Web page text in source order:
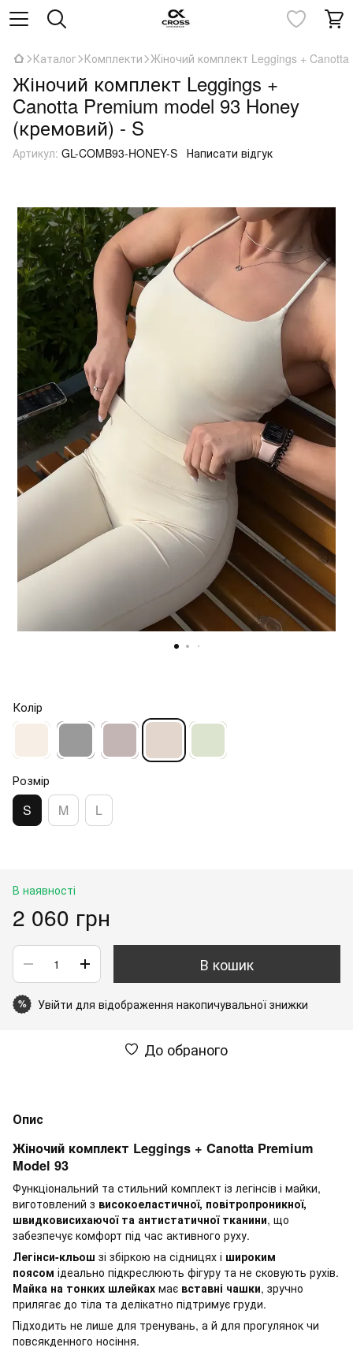
Каталог Комплекти Жіночий комплект Leggings +
Жіночий комплект Leggings +
Canotta Premium model 93 Honey
(кремовий) - S
Артикул: GL-COMB93-HONEY-S Написати відгук
Колір
Розмір
S M L
В наявності
2 060 грн
В кошик
% Увійти для відображення накопичувальної знижки
До обраного
Опис
Жіночий комплект Leggings + Canotta Premium
Model 93
Функціональний та стильний комплект із легінсів і майки,
виготовлений з високоеластичної, повітропроникної,
швидковисихаючої та антистатичної тканини, що
забезпечує комфорт під час активного руху.
Легінси-кльош зі збіркою на сідницях і широким
поясом ідеально підкреслюють фігуру та не сковують рухів.
Майка на тонких шлейках має вставні чашки, зручно
прилягає до тіла та делікатно підтримує груди.
Підходить не лише для тренувань, а й для прогулянок чи
повсякденного носіння.